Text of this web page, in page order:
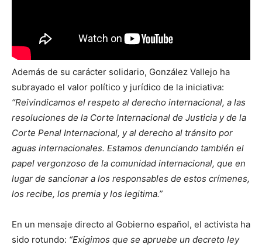
Además de su carácter solidario, González Vallejo ha
subrayado el valor político y jurídico de la iniciativa:
“Reivindicamos el respeto al derecho internacional, a las
resoluciones de la Corte Internacional de Justicia y de la
Corte Penal Internacional, y al derecho al tránsito por
aguas internacionales. Estamos denunciando también el
papel vergonzoso de la comunidad internacional, que en
lugar de sancionar a los responsables de estos crímenes,
los recibe, los premia y los legitima.”
En un mensaje directo al Gobierno español, el activista ha
sido rotundo: “Exigimos que se apruebe un decreto ley